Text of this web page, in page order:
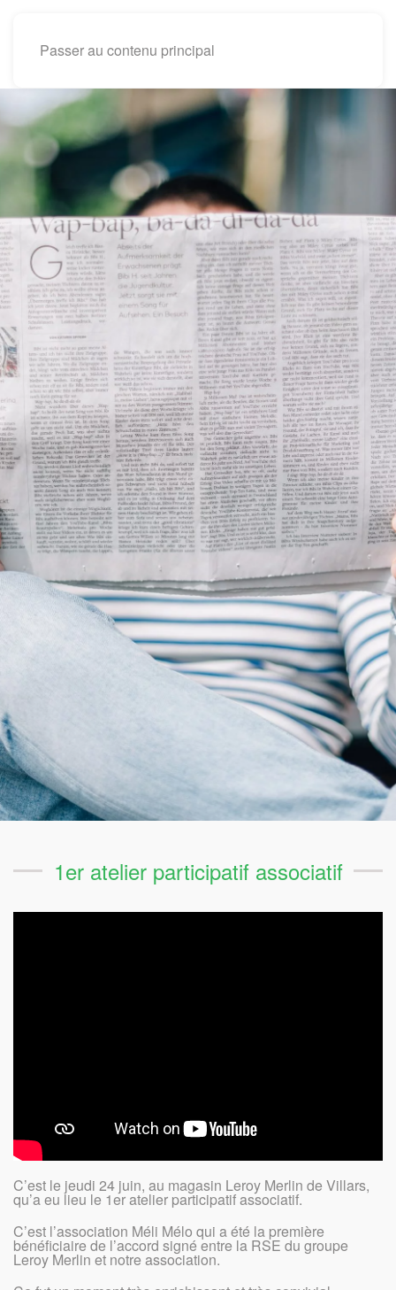
Passer au contenu principal
1er atelier participatif associatif
C’est le jeudi 24 juin, au magasin Leroy Merlin de Villars,
qu’a eu lieu le 1er atelier participatif associatif.
C’est l’association Méli Mélo qui a été la première
bénéficiaire de l’accord signé entre la RSE du groupe
Leroy Merlin et notre association.